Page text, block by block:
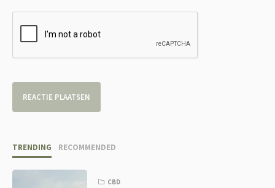
TRENDING RECOMMENDED
CBD